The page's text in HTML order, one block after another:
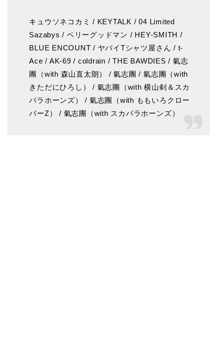
キュウソネコカミ / KEYTALK / 04 Limited
Sazabys / ベリーグッドマン / HEY-SMITH /
BLUE ENCOUNT / ヤバイTシャツ屋さん / t-
Ace / AK-69 / coldrain / THE BAWDIES / 氣志
團（with 森山直太朗） / 氣志團 / 氣志團（with
きただにひろし） / 氣志團（with 横山剣＆スカ
パラホーンズ） / 氣志團（with ももいろクロー
バーZ） / 氣志團（with スカパラホーンズ）